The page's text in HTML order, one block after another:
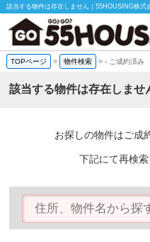
該当する物件は存在しません｜55HOUSING株式
TOPページ > 物件検索 >- ご成約済み
該当する物件は存在しませ
お探しの物件はご成
下記にて再検索